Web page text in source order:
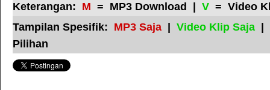
Keterangan: M = MP3 Download | V = Video
Tampilan Spesifik: MP3 Saja Video Klip Saja
Pilihan